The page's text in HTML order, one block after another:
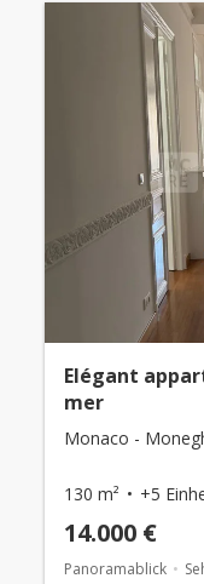
Elégant
mer
Monaco -
130 m² +5
14.000 €
Panoramablick